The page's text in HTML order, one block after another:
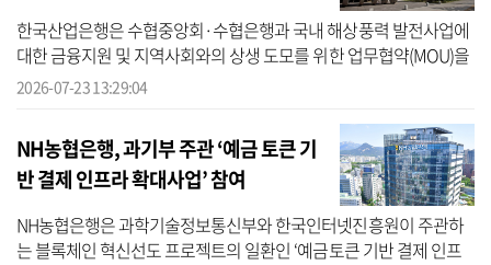
한국산업은행은 수협중앙회·수협은행과 국내 해상풍력 발전사업에
대한 금융지원 및 지역사회와의 상생 도모를 위한 업무협약(MOU)을
체결했다고 23일 밝혔다. 한국산업은행에 따르면 이번 협약은 해상
2026-07-23 13:29:04
NH농협은행, 과기부 주관 ‘예금 토큰 기
반 결제 인프라 확대사업’ 참여
NH농협은행은 과학기술정보통신부와 한국인터넷진흥원이 주관하
는 블록체인 혁신선도 프로젝트의 일환인 ‘예금토큰 기반 결제 인프